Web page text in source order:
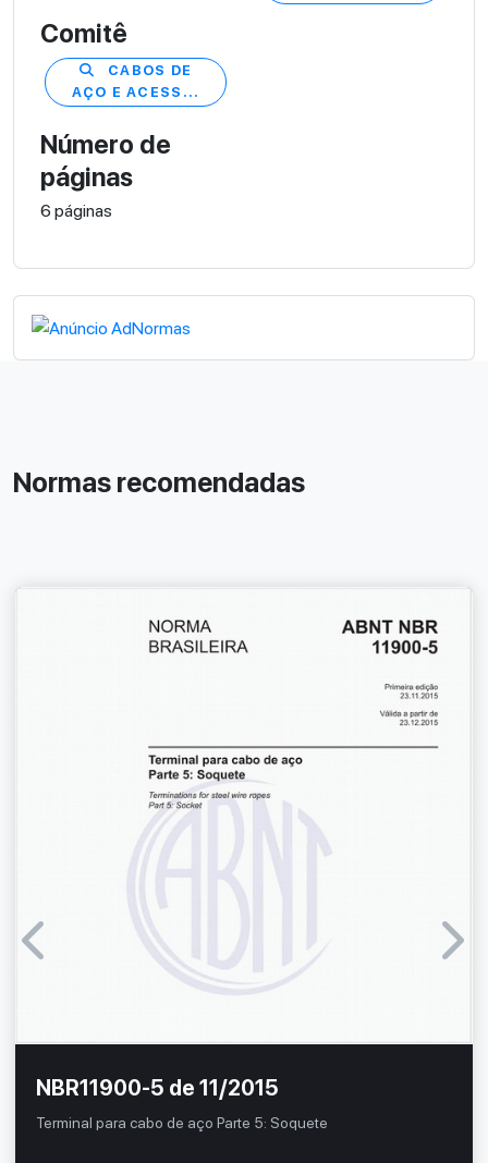
Comitê
CABOS DE
AÇO E ACESS...
Número de
páginas
6 páginas
Normas recomendadas
NBR11900-5 de 11/2015
Terminal para cabo de aço Parte 5: Soquete